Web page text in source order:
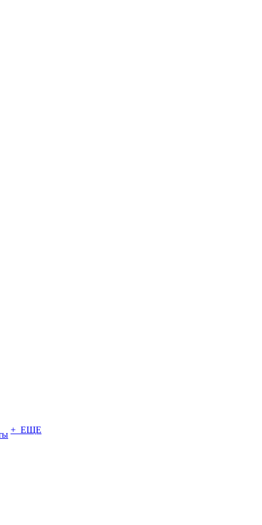
+ ЕЩЕ